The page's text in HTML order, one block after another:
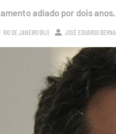
adiado por dois
RIO DE JANEIRO (RJ) JOSÉ EDUARDO